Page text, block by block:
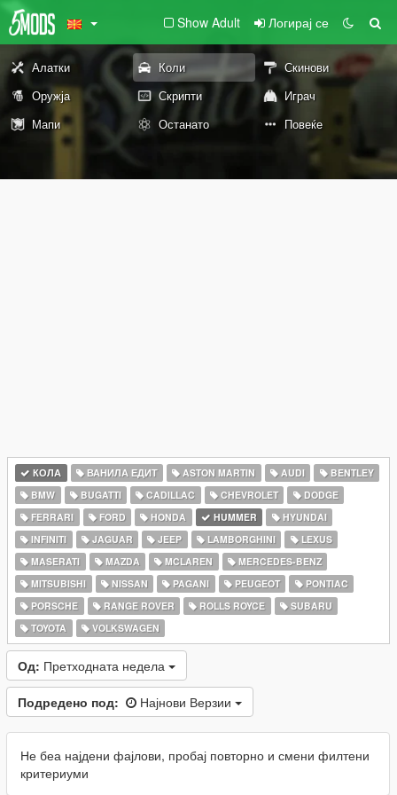
Show Adult Логирај се
Алатки Коли
Скинови
Оружја
Скрипти
Играч
Мапи
Останато Повеќе
КОЛА ВАНИЛА ЕДИТ ASTON MARTIN AUDI
BENTLEY
BMW
BUGATTI CADILLAC CHEVROLET
DODGE
FERRARI
FORD HONDA HUMMER
HYUNDAI
INFINITI
JAGUAR JEEP LAMBORGHINI
LEXUS
MASERATI
MAZDA MCLAREN
MERCEDES-BENZ
MITSUBISHI
NISSAN PAGANI PEUGEOT
PONTIAC
PORSCHE
RANGE ROVER ROLLS ROYCE
SUBARU
TOYOTA
VOLKSWAGEN
Од: Претходната недела
Подредено под: Најнови Верзии
Не беа најдени фајлови, пробај повторно и смени филтени
критериуми